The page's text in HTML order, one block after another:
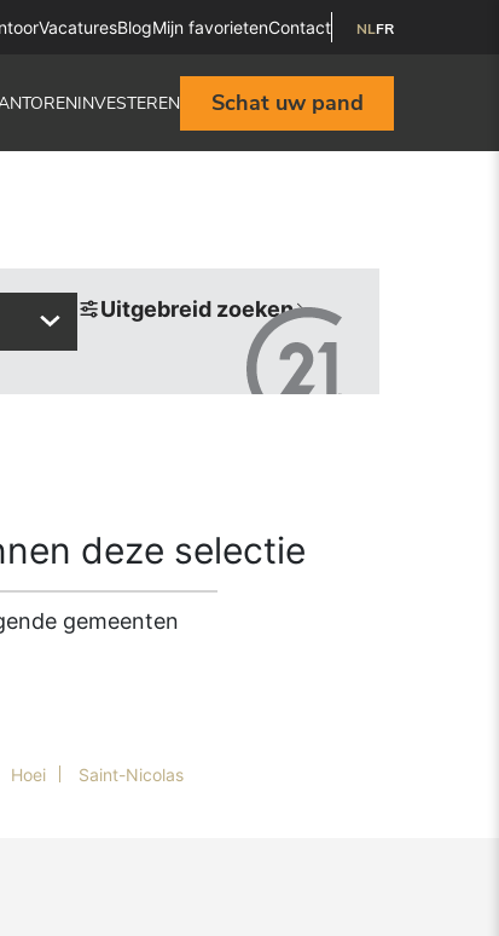
VacaturesBlogMijn favorietenContact NLFR
INVESTEREN Schat uw pand
Uitgebreid zoeken
deze selectie
gemeenten
Hoei Saint-Nicolas